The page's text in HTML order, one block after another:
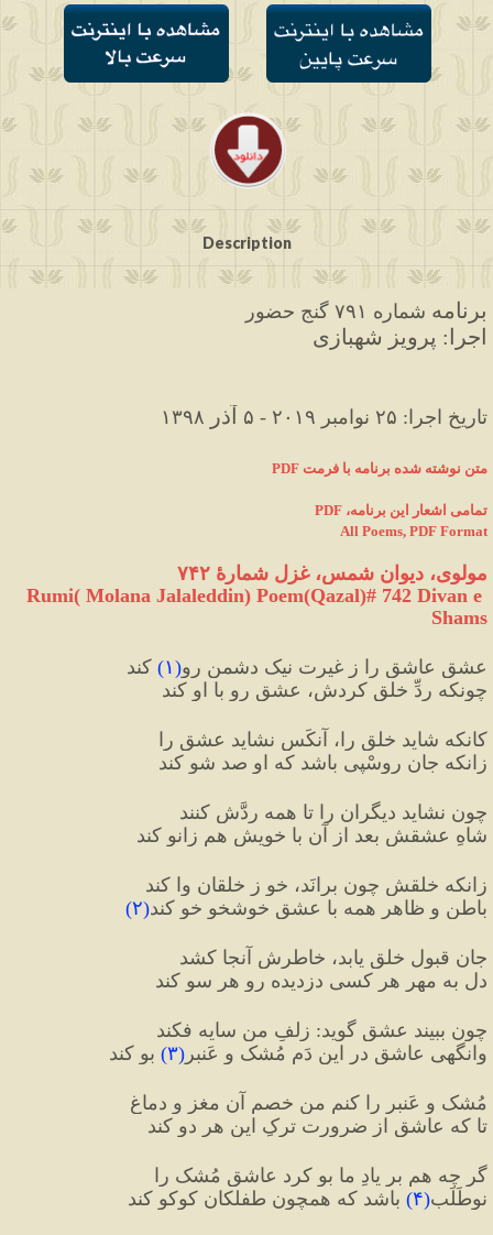
Description
برنامه شماره ۷۹۱ گنج حضور
اجرا: پرویز شهبازی
۱۳۹۸ تاریخ اجرا: ۲۵ نوامبر ۲۰۱۹ - ۵ آذر
PDF متن نوشته شده برنامه با فرمت
PDF ،تمامی اشعار این برنامه
All Poems, PDF Format
مولوی، دیوان شمس، غزل شمارهٔ ۷۴۲
Rumi( Molana Jalaleddin) Poem(Qazal)# 742 Divan e
Shams
عشق عاشق را ز غیرت نیک دشمن رو(۱) کند
چونکه ردِّ خلق کردش، عشق رو با او کند
کانکه شاید خلق را، آنکَس نشاید عشق را
زانکه جانِ روسْپی باشد که او صد شو کند
چون نشاید دیگران را تا همه ردَّش کنند
شاهِ عشقش بعد از آن با خویش هم زانو کند
زانکه خلقش چون برانَد، خو ز خلقان وا کند
باطن و ظاهر همه با عشقِ خوشخو خو کند(۲)
جان قبولِ خلق یابد، خاطرش آنجا کشد
دل به مهرِ هر کسی دزدیده رو هر سو کند
چون ببیند عشق گوید: زلفِ من سایه فکند
وانگهی عاشق در این دَم مُشک و عَنبر (۳) بو کند
مُشک و عَنبر را کنم من خصمِ آن مغز و دماغ
تا که عاشق از ضرورت ترکِ این هر دو کند
گر چه هم بر یادِ ما بو کرد عاشق مُشک را
نوطَلَب(۴) باشد که همچون طفلکان کوکو کند